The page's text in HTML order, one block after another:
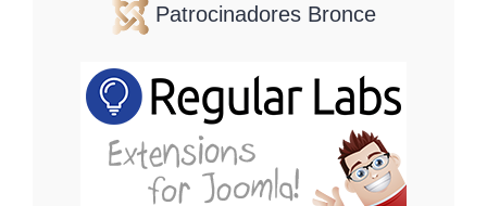
Patrocinadores Bronce